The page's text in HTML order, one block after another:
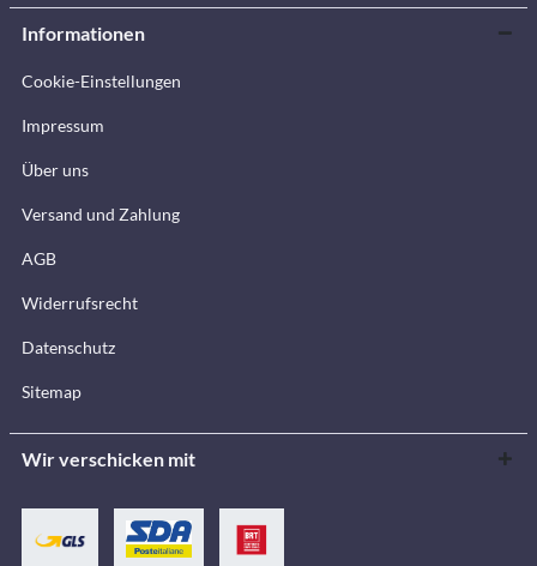
Informationen
Cookie-Einstellungen
Impressum
Über uns
Versand und Zahlung
AGB
Widerrufsrecht
Datenschutz
Sitemap
Wir verschicken mit